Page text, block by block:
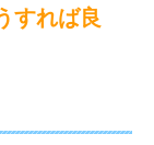
すれば良